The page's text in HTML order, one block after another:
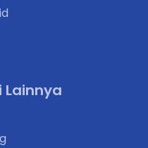
Lainnya